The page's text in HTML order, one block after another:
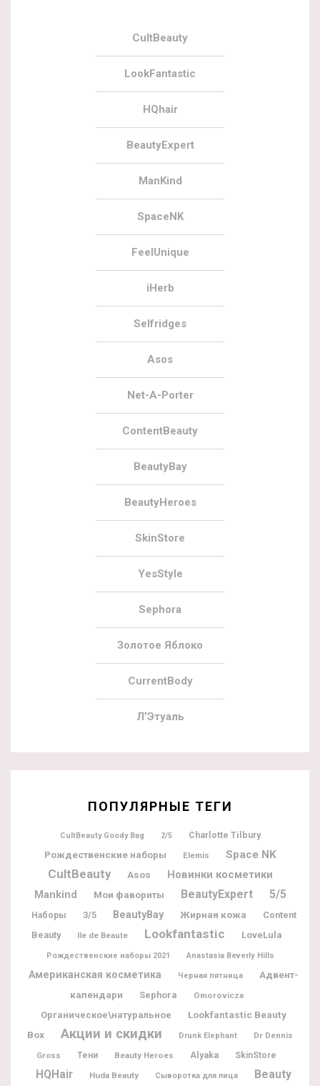
CultBeauty
LookFantastic
HQhair
BeautyExpert
ManKind
SpaceNK
FeelUnique
iHerb
Selfridges
Asos
Net-A-Porter
ContentBeauty
BeautyBay
BeautyHeroes
SkinStore
YesStyle
Sephora
Золотое Яблоко
CurrentBody
Л’Этуаль
ПОПУЛЯРНЫЕ ТЕГИ
CultBeauty Goody Bag 2/5 Charlotte Tilbury
Рождественские наборы Elemis Space NK
CultBeauty Asos Новинки косметики
Mankind Мои фавориты BeautyExpert 5/5
Наборы 3/5 BeautyBay Жирная кожа
Content
Beauty
Ile de Beaute Lookfantastic LoveLula
Рождественские наборы 2021 Anastasia Beverly Hills
Американская косметика Черная пятница
Адвент-
календари
Sephora Omorovicza
Органическое\натуральное
Lookfantastic Beauty
Box
Акции и скидки Drunk Elephant
Dr Dennis
Gross
Тени Beauty Heroes Alyaka SkinStore
HQHair Huda Beauty Сыворотка для лица
Beauty